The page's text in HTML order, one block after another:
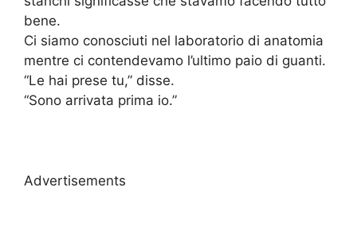
bene.
Ci siamo conosciuti nel laboratorio di anatomia
mentre ci contendevamo l’ultimo paio di guanti.
“Le hai prese tu,” disse.
“Sono arrivata prima io.”
Advertisements